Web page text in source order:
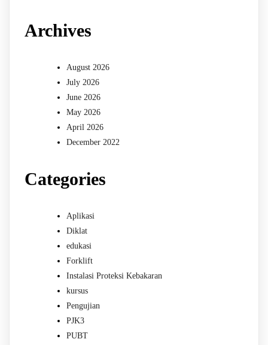
Archives
August 2026
July 2026
June 2026
May 2026
April 2026
December 2022
Categories
Aplikasi
Diklat
edukasi
Forklift
Instalasi Proteksi Kebakaran
kursus
Pengujian
PJK3
PUBT